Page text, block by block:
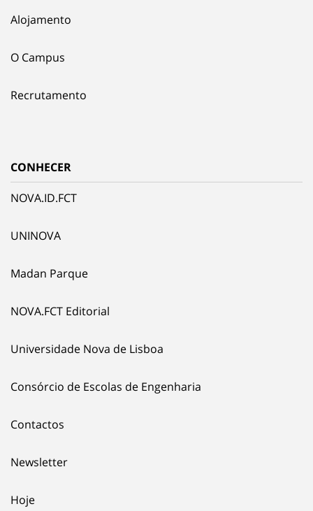
Alojamento
O Campus
Recrutamento
CONHECER
NOVA.ID.FCT
UNINOVA
Madan Parque
NOVA.FCT Editorial
Universidade Nova de Lisboa
Consórcio de Escolas de Engenharia
Contactos
Newsletter
Hoje